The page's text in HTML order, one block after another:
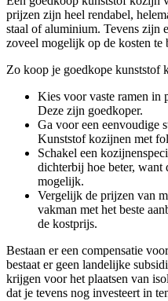
prijzen zijn heel rendabel,
staal of aluminium. Tevens zijn
zoveel mogelijk op de kosten te
Zo koop je goedkope kunststof
Kies voor vaste ramen in
Deze zijn goedkoper.
Ga voor een eenvoudige
Kunststof kozijnen met
Schakel een
dichterbij hoe beter,
mogelijk.
Vergelijk de prijzen van
vakman met het beste
de kostprijs.
Bestaan er een compensatie
bestaat er geen landelijke
krijgen voor het plaatsen van
dat je tevens nog investeert in